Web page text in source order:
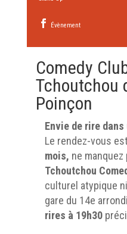
Évènement
Comedy
Tchoutchou
Poinçon
Envie de rire
Le rendez-vous
mois, ne
Tchoutchou
culturel atypique
gare du 14e
rires à 19h30